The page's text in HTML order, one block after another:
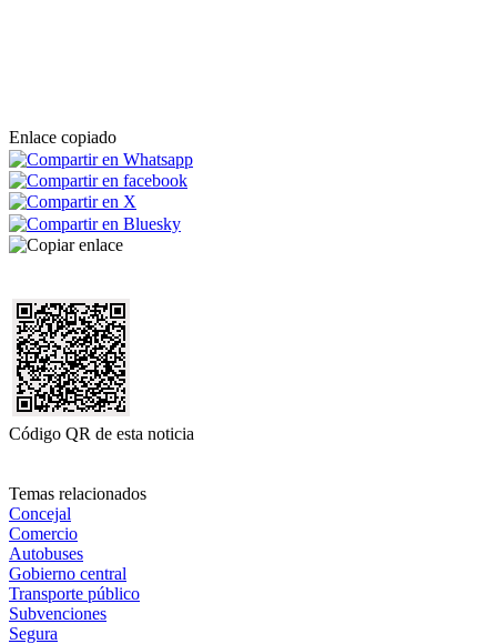
Enlace copiado
Código QR de esta noticia
Temas relacionados
Concejal
Comercio
Autobuses
Gobierno central
Transporte público
Subvenciones
Segura